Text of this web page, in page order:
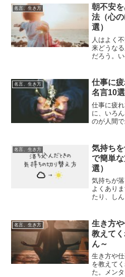
ます。名
集お試し
名言、生き方
朝不安
法（心
選）
人はよく
来どうな
だろう。
じること
てしまっ
名言、生き方
仕事に
名言10選
仕事に疲
に、いろ
のが人間
気になる言
名言、生き方
気持ち
で簡単
選）
気持ちが
よくあり
たり、し
てくださ
「いいね
名言、生き方
生き方
教えて
ん～
生き方や
を教えて
た。メン